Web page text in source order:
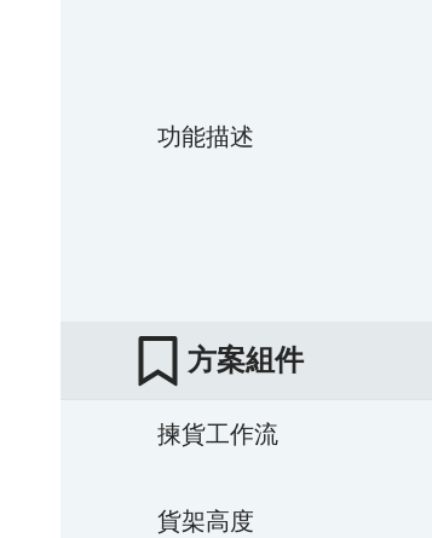
功能描述
方案組件
揀貨工作流
貨架高度